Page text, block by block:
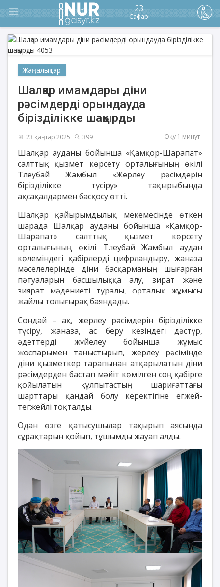
23
Сафар
Жаңалықтар
Шалқар имамдары діни
рәсімдерді орындауда
бірізділікке шақырды
23 қаңтар 2025 399 Оқу 1 минут
Шалқар ауданы бойынша «Қамқор-Шарапат»
салттық қызмет көрсету орталығының өкілі
Тлеубай Жамбыл «Жерлеу рәсімдерін
бірізділікке түсіру» тақырыбында
ақсақалдармен басқосу өтті.
Шалқар қайырымдылық мекемесінде өткен
шарада Шалқар ауданы бойынша «Қамқор-
Шарапат» салттық қызмет көрсету
орталығының өкілі Тлеубай Жамбыл аудан
көлеміндегі қабірлерді цифрландыру, жаназа
мәселелерінде діни басқарманың шығарған
пәтуаларын басшылыққа алу, зират және
зиярат мәдениеті туралы, орталық жұмысы
жайлы толығырақ баяндады.
Сондай – ақ, жерлеу рәсімдерін бірізділікке
түсіру, жаназа, ас беру кезіндегі дәстүр,
әдеттерді жүйелеу бойынша жұмыс
жоспарымен таныстырып, жерлеу рәсімінде
діни қызметкер тарапынан атқарылатын діни
рәсімдерден бастап мәйіт көмілген соң қабірге
қойылатын құлпытастың шариғаттағы
шарттары қандай болу керектігіне егжей-
тегжейлі тоқталды.
Одан өзге қатысушылар тақырып аясында
сұрақтарын қойып, тұшымды жауап алды.